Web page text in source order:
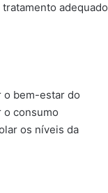
adequado
o bem-estar do
o consumo
os níveis da